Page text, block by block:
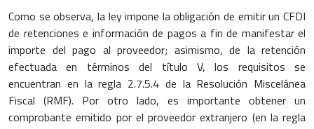
Como se observa, la ley impone la obligación de emitir un CFDI
de retenciones e información de pagos a fin de manifestar el
importe del pago al proveedor; asimismo, de la retención
efectuada en términos del título V, los requisitos se
encuentran en la regla 2.7.5.4 de la Resolución Miscelánea
Fiscal (RMF). Por otro lado, es importante obtener un
comprobante emitido por el proveedor extranjero (en la regla